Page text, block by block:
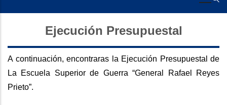
Ejecución Presupuestal
A continuación, encontraras la Ejecución Presupuestal de
La Escuela Superior de Guerra “General Rafael Reyes
Prieto”.